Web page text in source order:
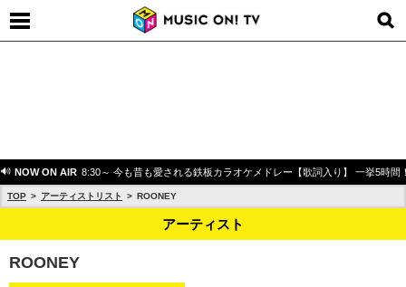
NOW ON AIR 8:30～ 今も昔も愛される鉄板カラオケメドレー【歌詞入り】 一挙5時間
TOP アーティストリスト ROONEY
アーティスト
ROONEY